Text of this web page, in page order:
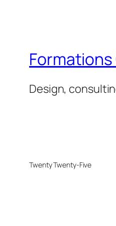
Design,
Twenty Twenty-Five